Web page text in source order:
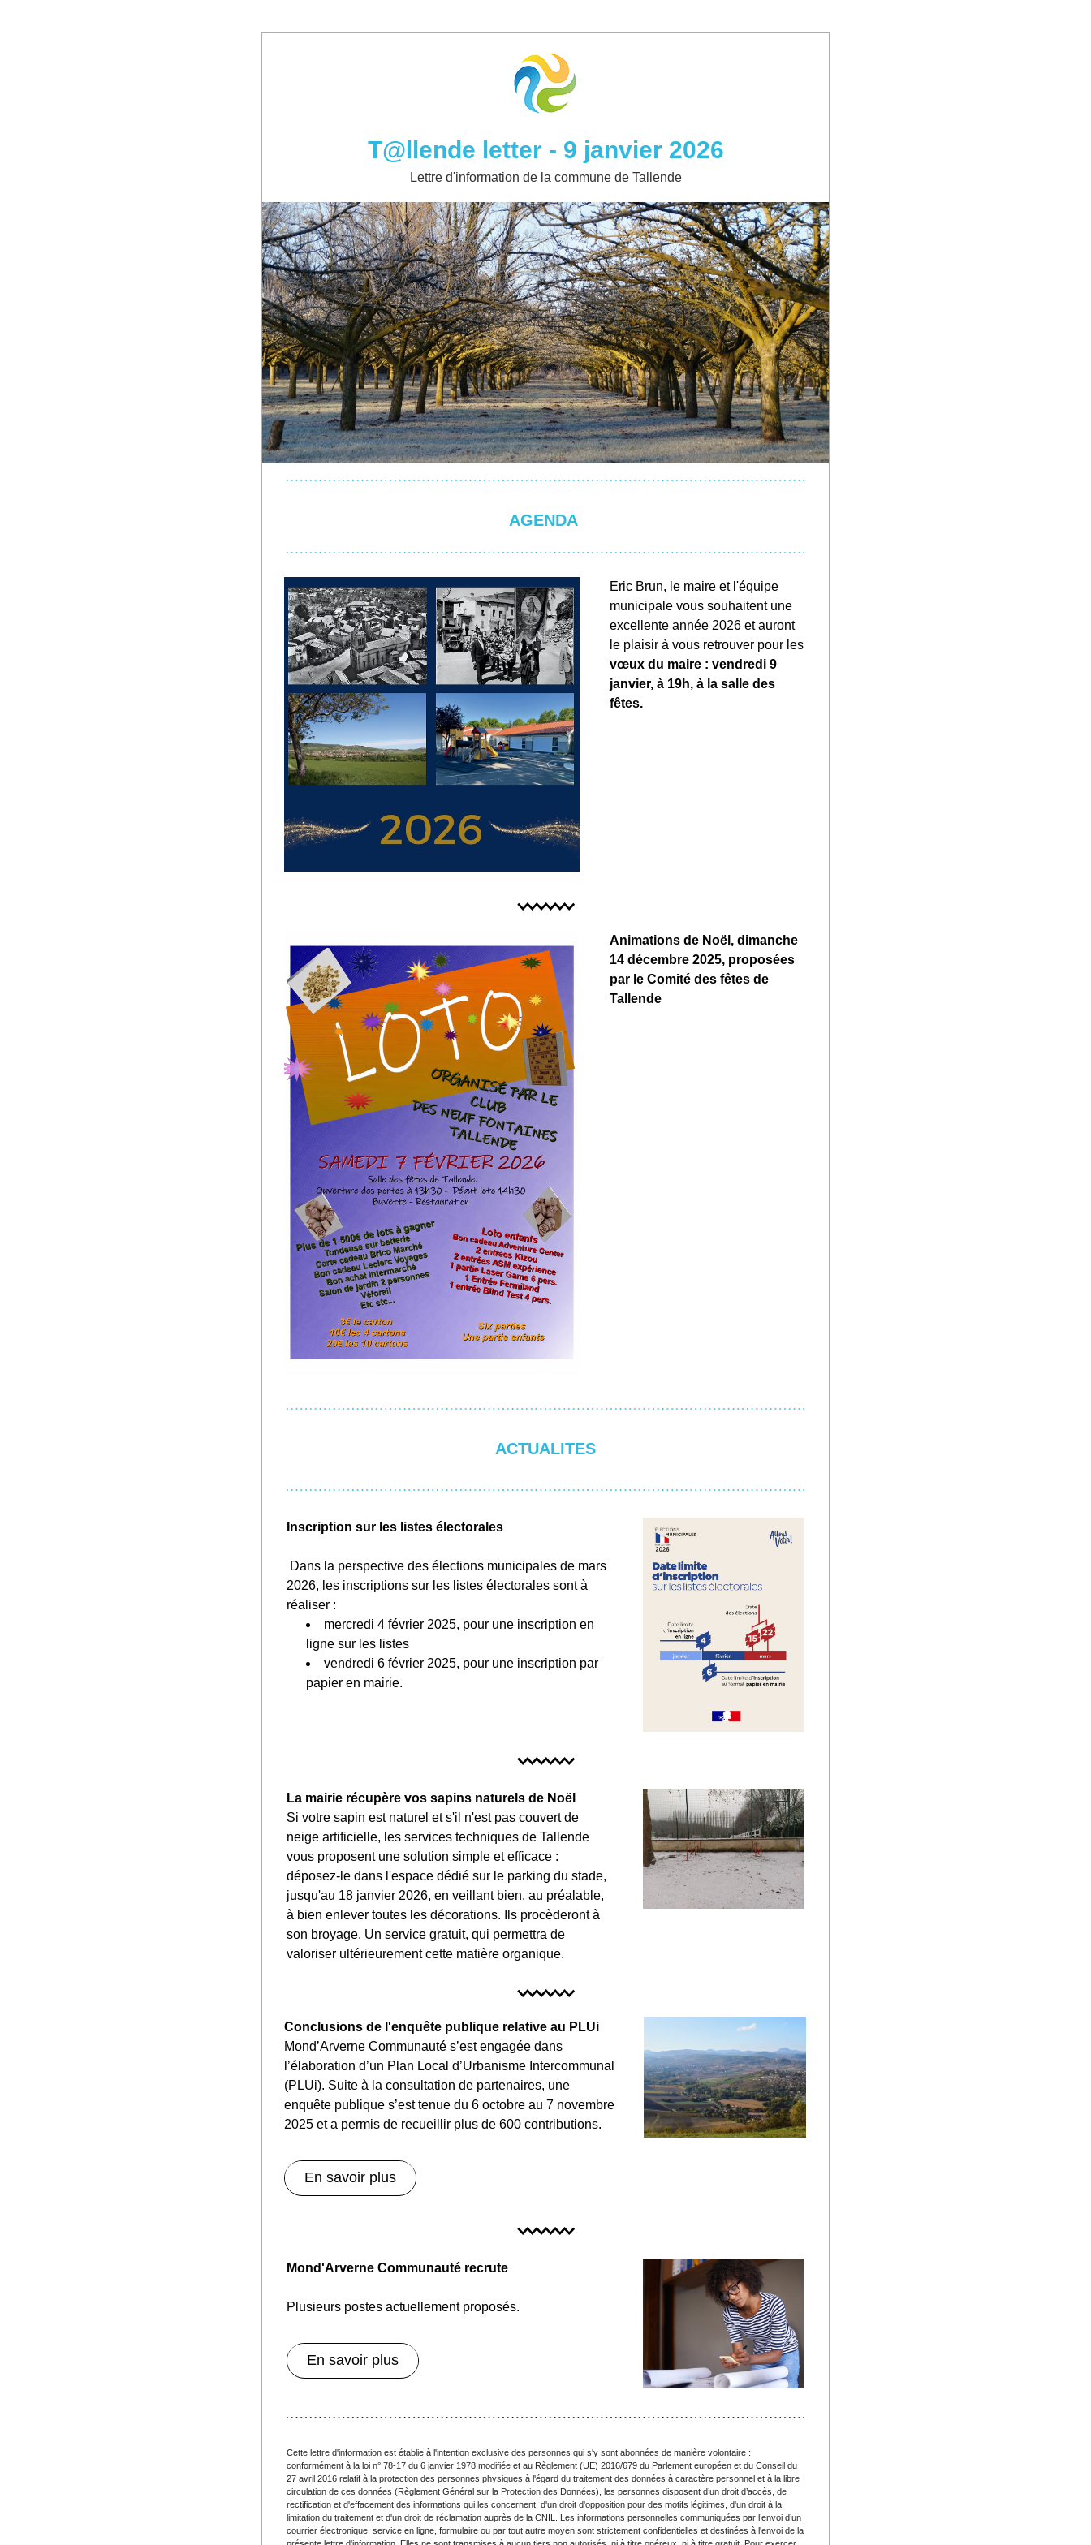
T@llende letter - 9 janvier 2026
Lettre d'information de la commune de Tallende
AGENDA
Eric Brun, le maire et l'équipe
municipale vous souhaitent une
excellente année 2026 et auront
le plaisir à vous retrouver pour les
vœux du maire : vendredi 9
janvier, à 19h, à la salle des
fêtes.
Animations de Noël, dimanche
14 décembre 2025, proposées
par le Comité des fêtes de
Tallende
ACTUALITES
Inscription sur les listes électorales
Dans la perspective des élections municipales de mars
2026, les inscriptions sur les listes électorales sont à
réaliser :
mercredi 4 février 2025, pour une inscription en
ligne sur les listes
vendredi 6 février 2025, pour une inscription par
papier en mairie.
La mairie récupère vos sapins naturels de Noël
Si votre sapin est naturel et s'il n'est pas couvert de
neige artificielle, les services techniques de Tallende
vous proposent une solution simple et efficace :
déposez-le dans l'espace dédié sur le parking du stade,
jusqu'au 18 janvier 2026, en veillant bien, au préalable,
à bien enlever toutes les décorations. Ils procèderont à
son broyage. Un service gratuit, qui permettra de
valoriser ultérieurement cette matière organique.
Conclusions de l'enquête publique relative au PLUi
Mond’Arverne Communauté s’est engagée dans
l’élaboration d’un Plan Local d’Urbanisme Intercommunal
(PLUi). Suite à la consultation de partenaires, une
enquête publique s’est tenue du 6 octobre au 7 novembre
2025 et a permis de recueillir plus de 600 contributions.
En savoir plus
Mond'Arverne Communauté recrute
Plusieurs postes actuellement proposés.
En savoir plus
Cette lettre d'information est établie à l'intention exclusive des personnes qui s'y sont abonnées de manière volontaire :
conformément à la loi n° 78-17 du 6 janvier 1978 modifiée et au Règlement (UE) 2016/679 du Parlement européen et du Conseil du
27 avril 2016 relatif à la protection des personnes physiques à l'égard du traitement des données à caractère personnel et à la libre
circulation de ces données (Règlement Général sur la Protection des Données), les personnes disposent d’un droit d’accès, de
rectification et d'effacement des informations qui les concernent, d'un droit d'opposition pour des motifs légitimes, d'un droit à la
limitation du traitement et d'un droit de réclamation auprès de la CNIL. Les informations personnelles communiquées par l’envoi d’un
courrier électronique, service en ligne, formulaire ou par tout autre moyen sont strictement confidentielles et destinées à l'envoi de la